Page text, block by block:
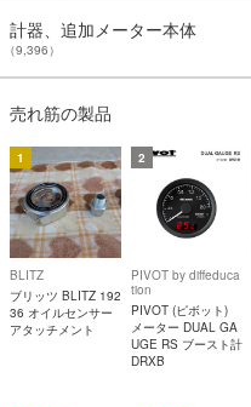
計器、追加メーター本体
（9,396）
売れ筋の製品
1
BLITZ
ブリッツ BLITZ 192
36 オイルセンサー
アタッチメント
2
PIVOT by diffeduca
tion
PIVOT (ピボット)
メーター DUAL GA
UGE RS ブースト計
DRXB